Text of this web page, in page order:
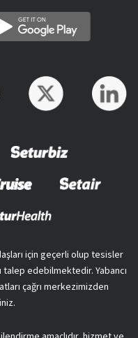
için geçerli olup tesisler
edebilmektedir. Yabancı
çağrı merkezimizden